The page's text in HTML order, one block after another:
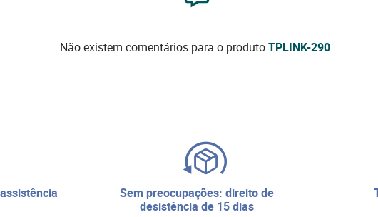
Não existem comentários para o produtoTPLINK-290.
sem preocupações: direito de
desistência de 15 dias